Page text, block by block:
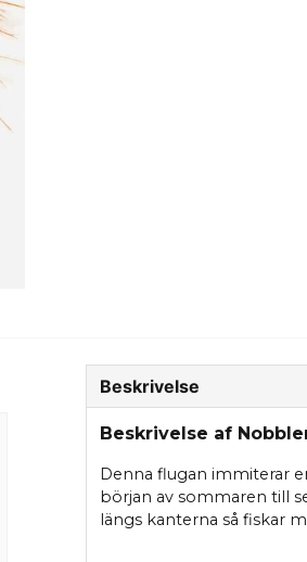
Beskrivelse
Beskrivelse af
Denna flugan immiterar
början av sommaren till
längs kanterna så fiskar